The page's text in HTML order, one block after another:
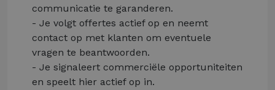
communicatie te garanderen.
- Je volgt offertes actief op en neemt
contact op met klanten om eventuele
vragen te beantwoorden.
- Je signaleert commerciële opportuniteiten
en speelt hier actief op in.